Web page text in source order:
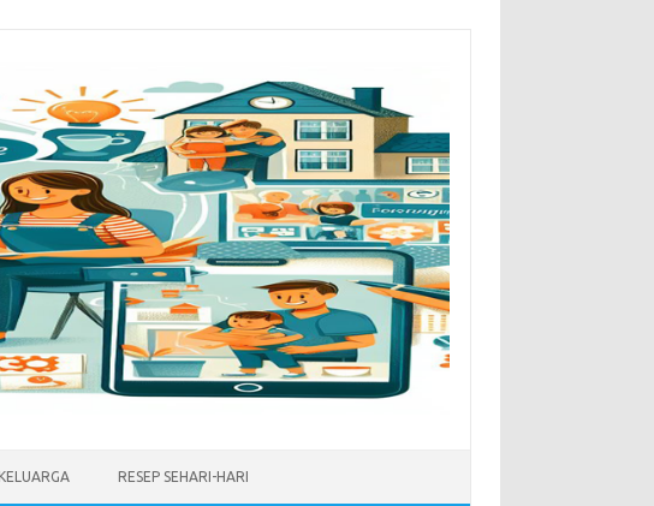
RESEP SEHARI-HARI